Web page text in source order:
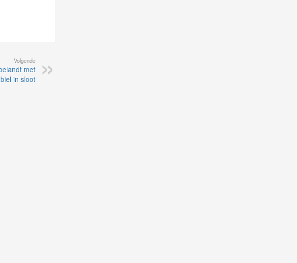
Volgende
met
in sloot